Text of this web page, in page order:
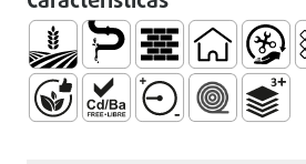
AgriculturaConducción de Agua
Construcción
Doméstico
Fácil